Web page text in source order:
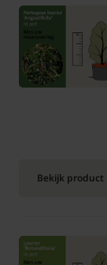
Bekijk product